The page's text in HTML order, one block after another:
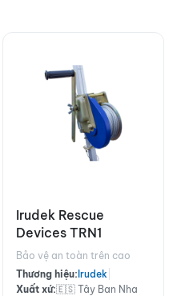
Irudek Rescue
Devices TRN1
Bảo vệ an toàn trên cao
Thương hiệu: Irudek
Xuất xứ:🇪🇸 Tây Ban Nha